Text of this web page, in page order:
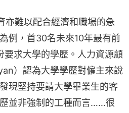
亦難以配合經濟和職場的急
例，首30名未來10年最有前
要求大學的學歷。人力資源顧
）認為大學學歷對僱主來說
現堅持要請大學畢業生的客
並非強制的工種而言……很